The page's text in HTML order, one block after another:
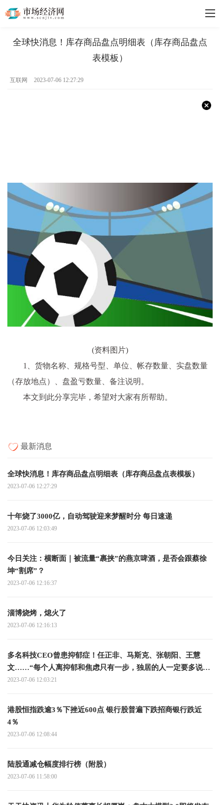
全球快消息！库存商品盘点明细表（库存商品盘点
表模板）
互联网 2023-07-06 12:27:29
(资料图片)
1、货物名称、规格号型、单位、帐存数量、实盘数量
（存放地点）、盘盈亏数量、备注说明。
本文到此分享完毕，希望对大家有所帮助。
最新消息
全球快消息！库存商品盘点明细表（库存商品盘点表模板）
2023-07-06 12:27:29
十年烧了3000亿，自动驾驶迎来梦醒时分 每日速递
2023-07-06 12:03:49
今日关注：横断面｜被流量“裹挟”的燕京啤酒，是否会跟蔡徐
坤“割席”？
2023-07-06 12:16:37
淄博烧烤，熄火了
2023-07-06 12:16:13
多名科技CEO曾患抑郁症！任正非、马斯克、张朝阳、王慧
文……“每个人离抑郁和焦虑只有一步，独居的人一定要多说话
哪怕自言自语”
2023-07-06 12:03:21
港股恒指跌逾3％下挫近600点 银行股普遍下跌招商银行跌近
4％
2023-07-06 12:08:44
陆股通减仓幅度排行榜（附股）
2023-07-06 11:58:00